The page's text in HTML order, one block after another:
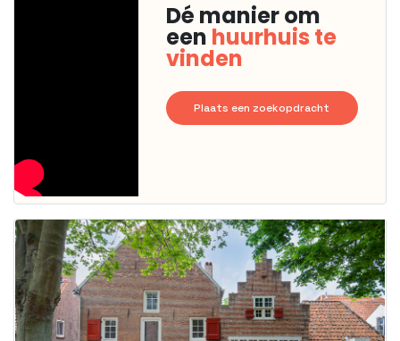
Dé manier om
een huurhuis te
vinden
Plaats een zoekopdracht
Deze woning
is
waarschijnlijk
al verhuurd
Om kans te
maken moet je
binnen 15
minuten